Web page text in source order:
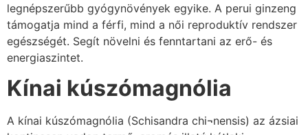
legnépszerűbb gyógynövények egyike. A perui ginzeng
támogatja mind a férfi, mind a női reproduktív rendszer
egészségét. Segít növelni és fenntartani az erő- és
energiaszintet.
Kínai kúszómagnólia
A kínai kúszómagnólia (Schisandra chi¬nensis) az ázsiai